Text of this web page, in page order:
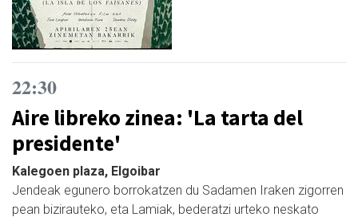
22:30
Aire libreko zinea: 'La tarta del
presidente'
Kalegoen plaza, Elgoibar
Jendeak egunero borrokatzen du Sadamen Iraken zigorren
pean bizirauteko, eta Lamiak, bederatzi urteko neskato